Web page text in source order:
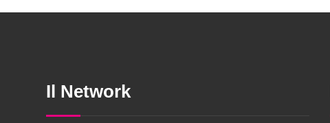
Il Network